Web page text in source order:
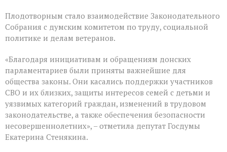
Плодотворным стало взаимодействие Законодательного
Собрания с думским комитетом по труду, социальной
политике и делам ветеранов.
«Благодаря инициативам и обращениям донских
парламентариев были приняты важнейшие для
общества законы. Они касались поддержки участников
СВО и их близких, защиты интересов семей с детьми и
уязвимых категорий граждан, изменений в трудовом
законодательстве, а также обеспечения безопасности
несовершеннолетних», – отметила депутат Госдумы
Екатерина Стенякина.